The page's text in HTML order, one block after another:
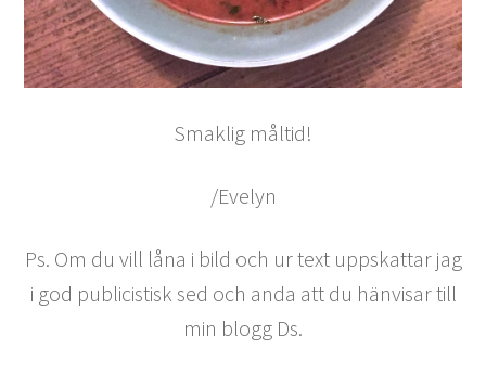
Smaklig måltid!
/Evelyn
Ps. Om du vill låna i bild och ur text uppskattar jag
i god publicistisk sed och anda att du hänvisar till
min blogg Ds.